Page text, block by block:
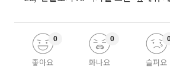
좋아요
0
화나요
0
슬퍼요